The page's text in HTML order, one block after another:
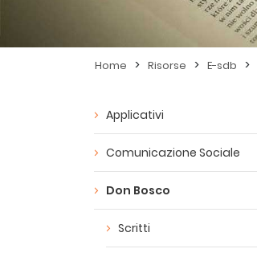
Home > Risorse > E-sdb >
Applicativi
Comunicazione Sociale
Don Bosco
Scritti